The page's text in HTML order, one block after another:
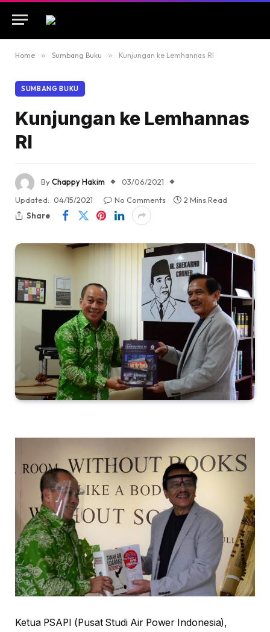
Home » Sumbang Buku » Kunjungan ke Lemhannas RI
SUMBANG BUKU
Kunjungan ke Lemhannas
RI
ByChappy Hakim
03/06/2021
Updated: 04/15/2021 No Comments
2 Mins Read
Share
Ketua PSAPI (Pusat Studi Air Power Indonesia),